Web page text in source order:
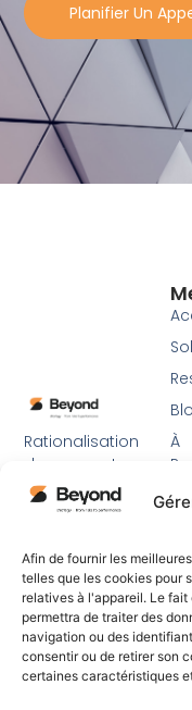
Afin de fournir les
telles que les cookies pour
relatives à l'appareil. Le
permettra de traiter des
navigation ou des
consentir ou de retirer son
certaines caractéristiques
Planifier Un
Rationalisation
des rapports sur
le développement
durable à l'aide
et du soutien
d'experts.
À
FR